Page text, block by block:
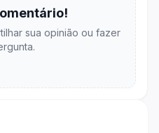
sua opinião ou fazer